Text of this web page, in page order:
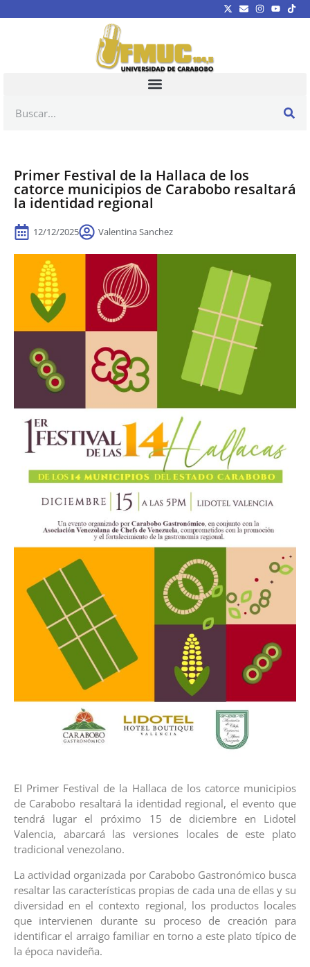
Primer Festival de la Hallaca de los
catorce municipios de Carabobo resaltará
la identidad regional
12/12/2025 Valentina Sanchez
EI Primer Festival de la Hallaca de los catorce municipios
de Carabobo resaltará la identidad regional, el evento que
tendrá lugar el próximo 15 de diciembre en Lidotel
Valencia, abarcará las versiones locales de este plato
tradicional venezolano.
La actividad organizada por Carabobo Gastronómico busca
resaltar las características propias de cada una de ellas y su
diversidad en el contexto regional, los productos locales
que intervienen durante su proceso de creación para
identificar el arraigo familiar en torno a este plato típico de
la época navideña.